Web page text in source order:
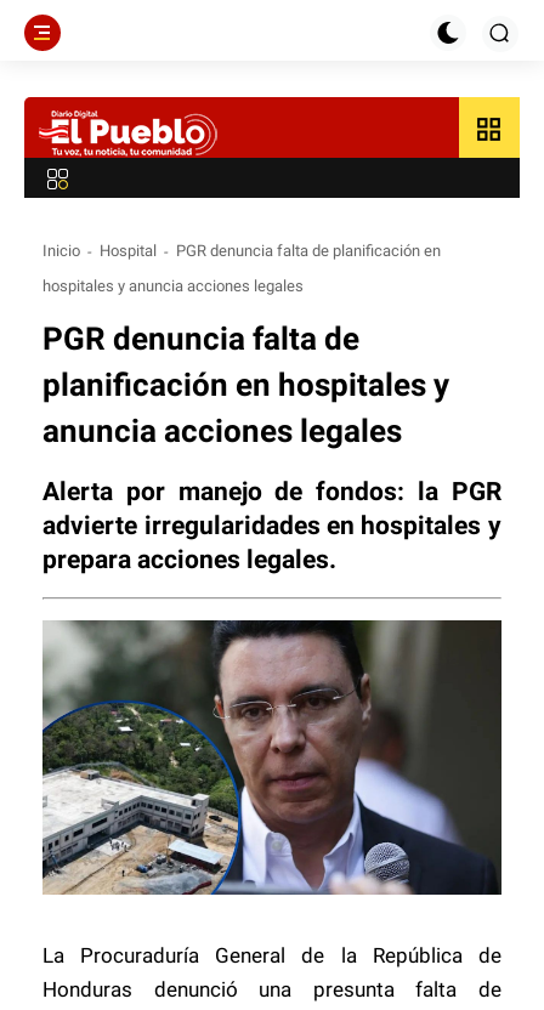
grid_view
Inicio Hospital
PGR denuncia falta de planificación en
hospitales y anuncia acciones legales
PGR denuncia falta de
planificación en hospitales y
anuncia acciones legales
Alerta por manejo de fondos: la PGR
advierte irregularidades en hospitales y
prepara acciones legales.
La Procuraduría General de la República de
Honduras denunció una presunta falta de